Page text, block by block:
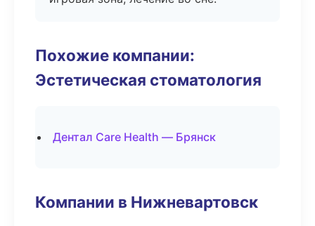
Похожие компании:
Эстетическая стоматология
Дентал Care Health — Брянск
Компании в Нижневартовск